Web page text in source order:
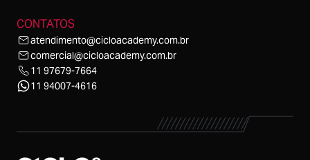
CONTATOS
atendimento@cicloacademy.com.br
comercial@cicloacademy.com.br
11 97679-7664
11 94007-4616